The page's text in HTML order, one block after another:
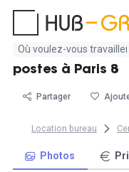
Aucun
résultat
trouvé
Location d'un
postes à Paris 8
Partager
Location bureau
Photos